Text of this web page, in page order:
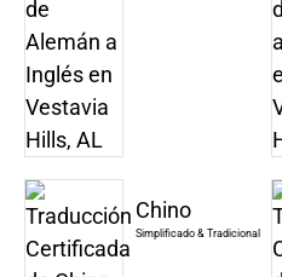
Chino
Simplificado & Tradicional